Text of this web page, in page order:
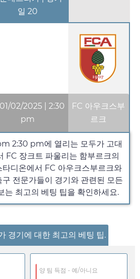
일 20
01/02/2025 |2:30
pm
FC 아우크스부
르크
2:30 pm에 열리는 모두가 고대
FC 장크트 파울리는 함부르크의
디온에서 FC 아우크스부르크와
전문가들이 경기와 관련된 모든
는 최고의 베팅 팁을 확인하세요.
경기에 대한 최고의 베팅 팁.
양 팀 득점 - 예/아니요